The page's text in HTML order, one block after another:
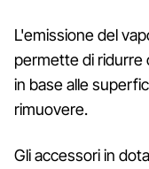
L'emissione del
permette di ridurre
in base alle
rimuovere.
Gli accessori in